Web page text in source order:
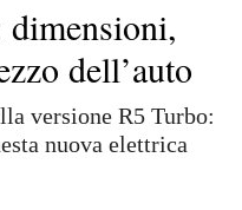
dimensioni,
dell’auto
versione R5 Turbo:
nuova elettrica